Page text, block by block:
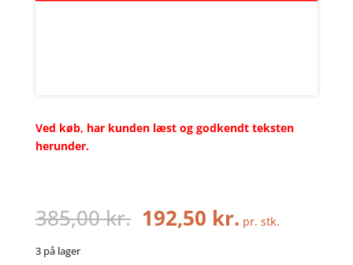
Ved køb, har kunden læst og godkendt teksten
herunder.
385,00kr. Den
oprindelige
192,50 kr.Den
aktuelle
pr. stk.
3 på lager